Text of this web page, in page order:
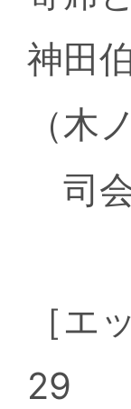
神田
（木
司
［エ
29